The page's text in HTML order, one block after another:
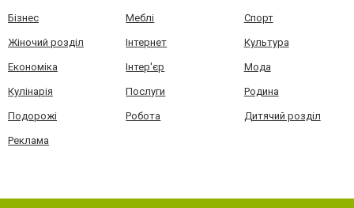
Бізнес Меблі Спорт
Жіночий розділ Інтернет Культура
Економіка Інтер'єр Мода
Кулінарія Послуги Родина
Подорожі Робота Дитячий розділ
Реклама